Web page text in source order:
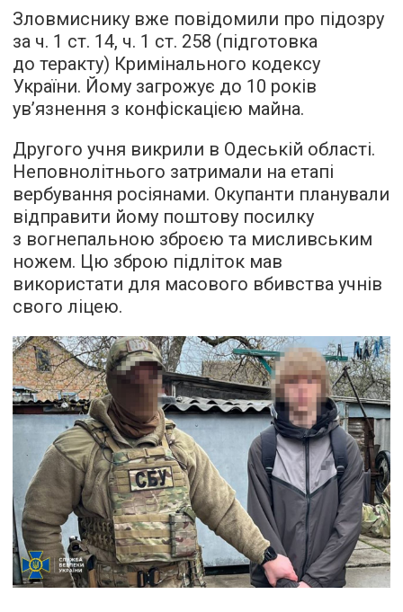
Зловмиснику вже повідомили про підозру
за ч. 1 ст. 14, ч. 1 ст. 258 (підготовка
до теракту) Кримінального кодексу
України. Йому загрожує до 10 років
ув’язнення з конфіскацією майна.
Другого учня викрили в Одеській області.
Неповнолітнього затримали на етапі
вербування росіянами. Окупанти планували
відправити йому поштову посилку
з вогнепальною зброєю та мисливським
ножем. Цю зброю підліток мав
використати для масового вбивства учнів
свого ліцею.